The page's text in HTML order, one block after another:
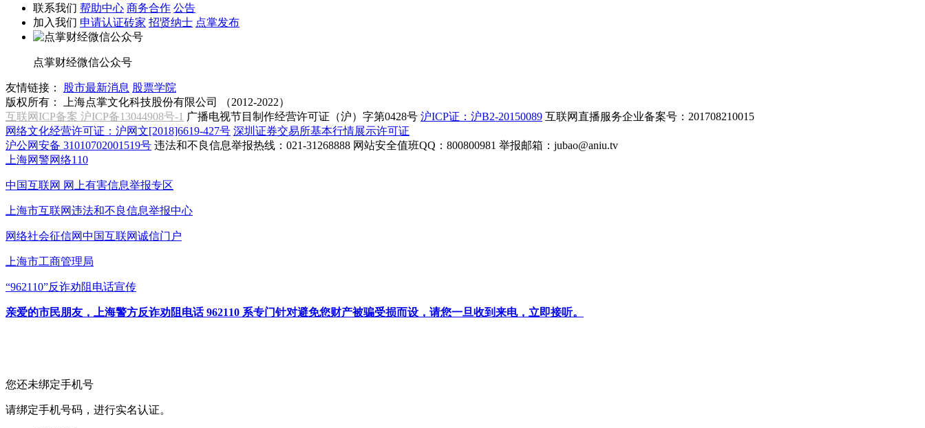
联系我们 帮助中心 商务合作 公告
加入我们 申请认证砖家 招贤纳士 点掌发布
点掌财经微信公众号
友情链接： 股市最新消息 股票学院
版权所有：
上海点掌文化科技股份有限公司 （2012-2022）
互联网ICP备案 沪ICP备13044908号-1 广播电视节目制作经营许可证（沪）字第0428号 沪ICP证：沪B2-20150089 互联网直播服务企业备案号：201708210015
网络文化经营许可证：沪网文[2018]6619-427号 深圳证券交易所基本行情展示许可证
沪公网安备 31010702001519号 违法和不良信息举报热线：021-31268888 网站安全值班QQ：800800981 举报邮箱： jubao@aniu.tv
上海网警网络110
中国互联网 网上有害信息举报专区
上海市互联网违法和不良信息举报中心
网络社会征信网中国互联网诚信门户
上海市工商管理局
“962110”反诈劝阻电话宣传
亲爱的市民朋友，上海警方反诈劝阻电话 962110 系专门针对避免您财产被骗受损而设，请您一旦收到来电，立即接听。
您还未绑定手机号
请绑定手机号码，进行实名认证。